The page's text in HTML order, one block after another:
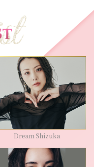
Dream Shizuka